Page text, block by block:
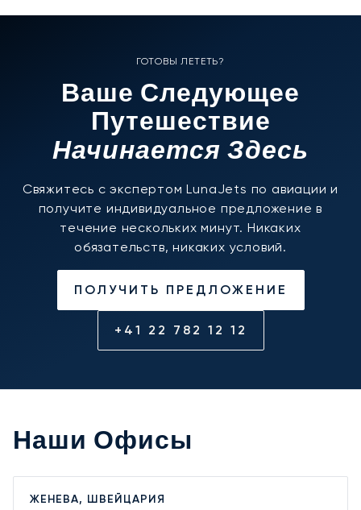
ГОТОВЫ ЛЕТЕТЬ?
Ваше Следующее
Путешествие
Начинается Здесь
Свяжитесь с экспертом LunaJets по авиации и
получите индивидуальное предложение в
течение нескольких минут. Никаких
обязательств, никаких условий.
ПОЛУЧИТЬ ПРЕДЛОЖЕНИЕ
+41 22 782 12 12
Наши Офисы
ЖЕНЕВА, ШВЕЙЦАРИЯ